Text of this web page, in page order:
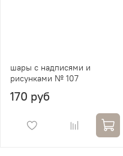
шары с надписями и
рисунками № 107
170 руб